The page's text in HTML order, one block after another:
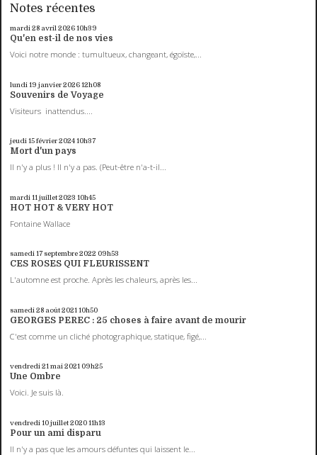
Notes récentes
mardi 28 avril 202610h39
Qu'en est-il de nos vies
Voici notre monde : tumultueux, changeant, égoïste,...
lundi 19 janvier 202612h08
Souvenirs de Voyage
Visiteurs inattendus....
jeudi 15février 202410h37
Mort d'un pays
Il n'y a plus ! Il n'y a pas. (Peut-être n'a-t-il...
mardi 11 juillet 2023 10h45
HOT HOT & VERY HOT
Fontaine Wallace
samedi 17 septembre 2022 09h53
CES ROSES QUI FLEURISSENT
L'automne est proche. Après les chaleurs, après les...
samedi 28 août 2021 10h50
GEORGES PEREC : 25 choses à faire avant de mourir
C'est comme un cliché photographique, statique, figé,...
vendredi 21mai 2021 09h25
Une Ombre
Voici. Je suis là.
vendredi 10juillet 202011h13
Pour un ami disparu
Il n'y a pas que les amours défuntes qui laissent le...